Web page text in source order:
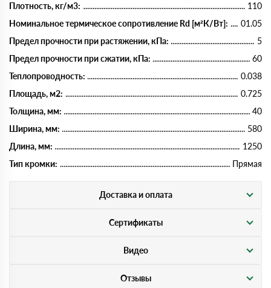
Плотность, кг/м3:
110
Номинальное термическое сопротивление Rd [м²К/Вт]:
01.05
Предел прочности при растяжении, кПа:
5
Предел прочности при сжатии, кПа:
60
Теплопроводность:
0.038
Площадь, м2:
0.725
Толщина, мм:
40
Ширина, мм:
580
Длина, мм:
1250
Тип кромки:
Прямая
Доставка и оплата
Сертификаты
Видео
Отзывы